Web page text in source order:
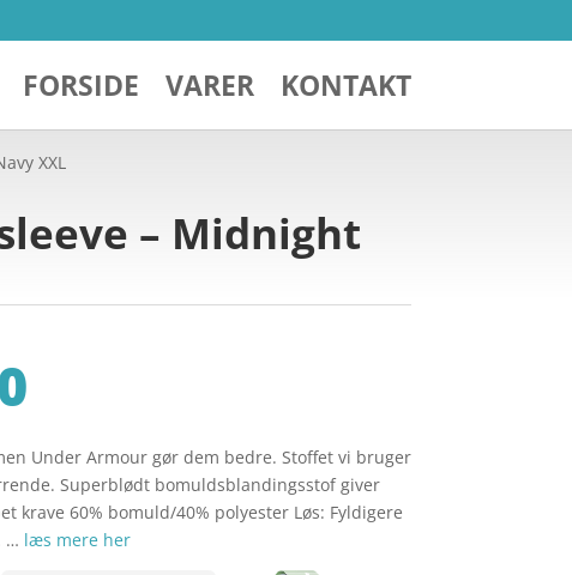
FORSIDE VARER KONTAKT
XXL
– Midnight
Under Armour gør dem bedre. Stoffet vi bruger
Superblødt bomuldsblandingsstof giver
krave 60% bomuld/40% polyester Løs: Fyldigere
… læs mere her